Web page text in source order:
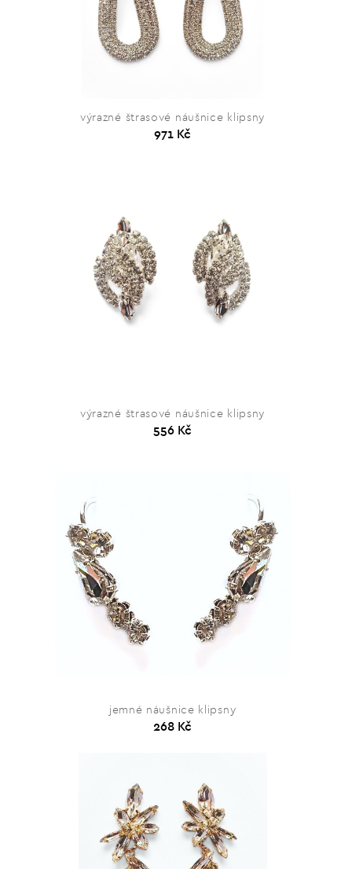
výrazné štrasové náušnice klipsny
971 Kč
výrazné štrasové náušnice klipsny
556 Kč
jemné náušnice klipsny
268 Kč